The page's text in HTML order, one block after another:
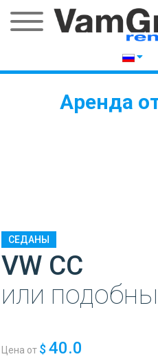
Аренда
СЕДАНЫ
VW CC
или
Цена от $40.0